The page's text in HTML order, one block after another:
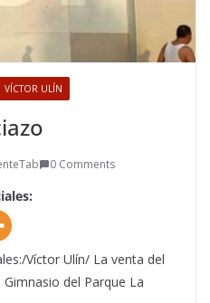
VÍCTOR ULÍN
0 Comments
Víctor Ulín/ La venta del
del Parque La